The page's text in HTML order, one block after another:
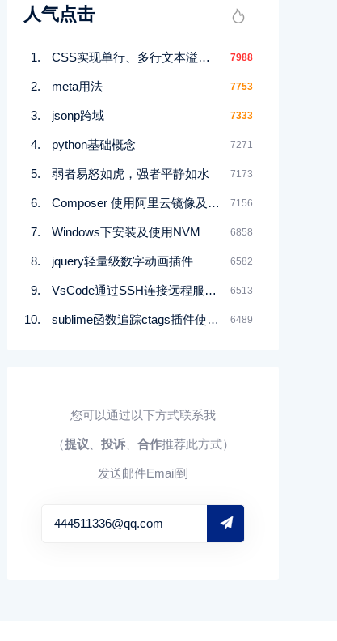
人气点击
CSS实现单行、多行文本溢出显示省略号 7988
meta用法 7753
jsonp跨域 7333
python基础概念 7271
弱者易怒如虎，强者平静如水 7173
Composer 使用阿里云镜像及常用问题处理 7156
Windows下安装及使用NVM 6858
jquery轻量级数字动画插件 6582
VsCode通过SSH连接远程服务器开发 6513
sublime函数追踪ctags插件使用方法 6489
您可以通过以下方式联系我
（提议 投诉、 合作推荐此方式）
发送邮件Email到
444511336@qq.com